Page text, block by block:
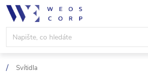
Přejít
obsah
Svítidla